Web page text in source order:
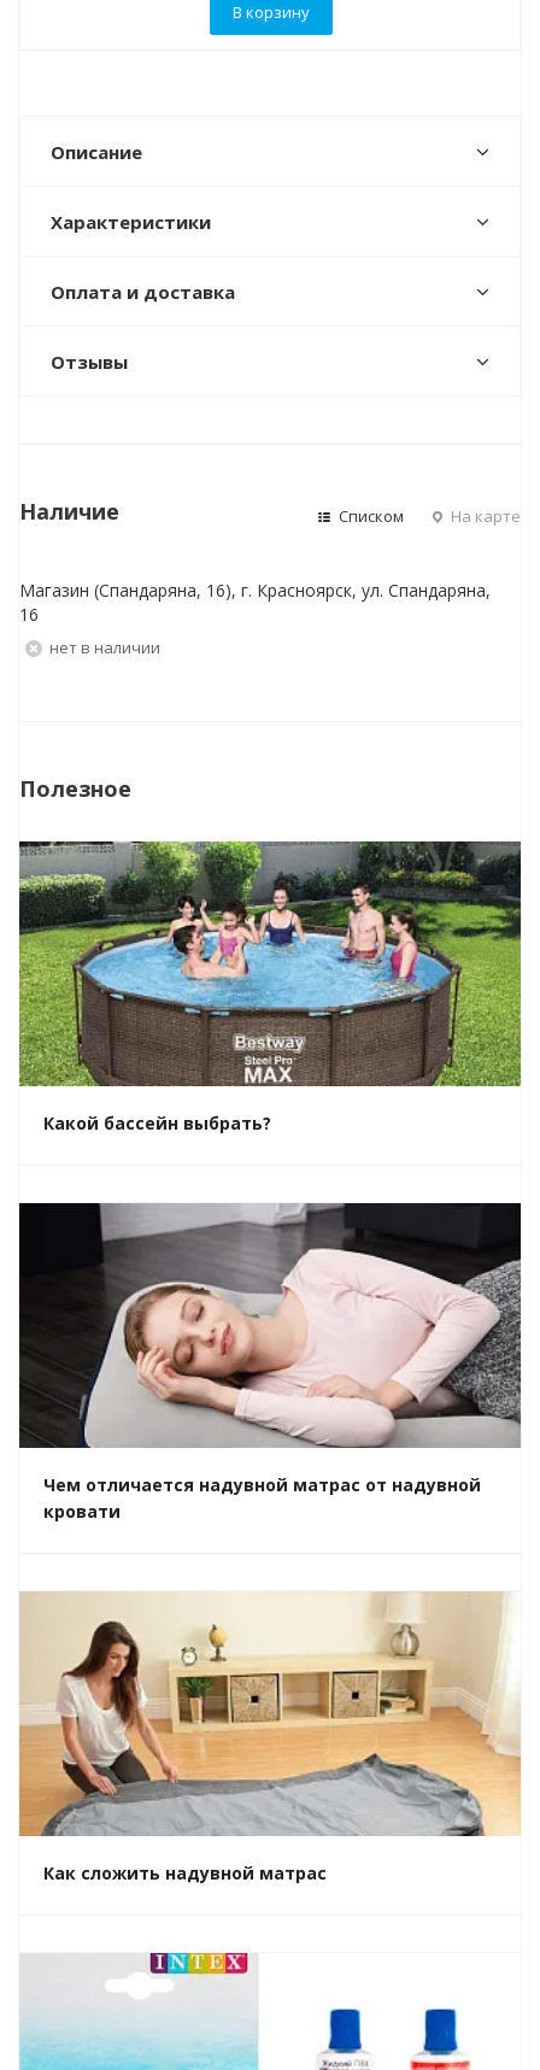
В корзину
Описание
Характеристики
Оплата и доставка
Отзывы
Наличие Списком На карте
Магазин (Спандаряна, 16), г. Красноярск, ул. Спандаряна,
16
Нет в наличии
Полезное
Какой бассейн выбрать?
Чем отличается надувной матрас от надувной
кровати
Как сложить надувной матрас